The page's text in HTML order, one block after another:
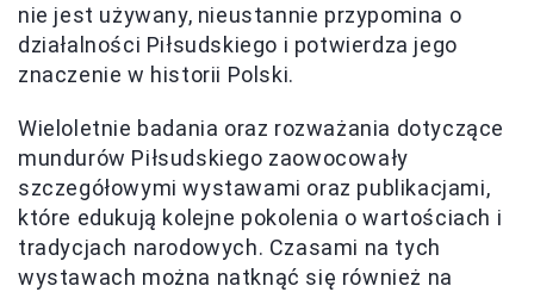
nie jest używany, nieustannie przypomina o
działalności Piłsudskiego i potwierdza jego
znaczenie w historii Polski.
Wieloletnie badania oraz rozważania dotyczące
mundurów Piłsudskiego zaowocowały
szczegółowymi wystawami oraz publikacjami,
które edukują kolejne pokolenia o wartościach i
tradycjach narodowych. Czasami na tych
wystawach można natknąć się również na